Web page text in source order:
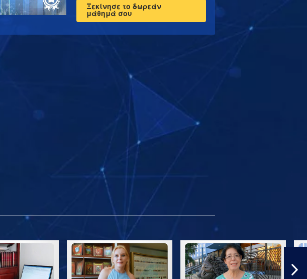
Ξεκίνησε το δωρεάν
μάθημά σου